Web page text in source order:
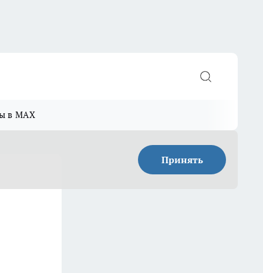
в MAX
Принять